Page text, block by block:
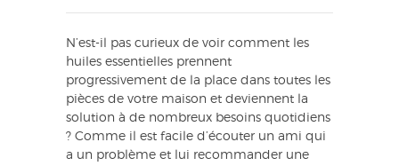
N’est-il pas curieux de voir comment les
huiles essentielles prennent
progressivement de la place dans toutes les
pièces de votre maison et deviennent la
solution à de nombreux besoins quotidiens
? Comme il est facile d’écouter un ami qui
a un problème et lui recommander une